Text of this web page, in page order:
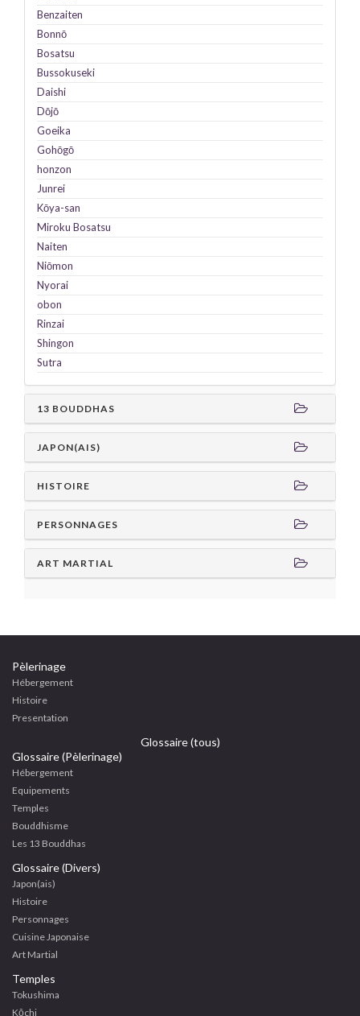
Benzaiten
Bonnō
Bosatsu
Bussokuseki
Daishi
Dōjō
Goeika
Gohōgō
honzon
Junrei
Kōya-san
Miroku Bosatsu
Naiten
Niōmon
Nyorai
obon
Rinzai
Shingon
Sutra
13 BOUDDHAS
JAPON(AIS)
HISTOIRE
PERSONNAGES
ART MARTIAL
Pèlerinage
Hébergement
Histoire
Presentation
Glossaire (tous)
Glossaire (Pèlerinage)
Hébergement
Equipements
Temples
Bouddhisme
Les 13 Bouddhas
Glossaire (Divers)
Japon(ais)
Histoire
Personnages
Cuisine Japonaise
Art Martial
Temples
Tokushima
Kōchi